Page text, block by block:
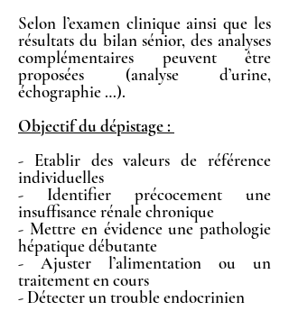
Selon l’examen clinique ainsi que les
résultats du bilan sénior, des analyses
complémentaires peuvent être
proposées (analyse d’urine,
échographie …).
Objectif du dépistage :
- Etablir des valeurs de référence
individuelles
- Identifier précocement une
insuffisance rénale chronique
- Mettre en évidence une pathologie
hépatique débutante
- Ajuster l’alimentation ou un
traitement en cours
- Détecter un trouble endocrinien